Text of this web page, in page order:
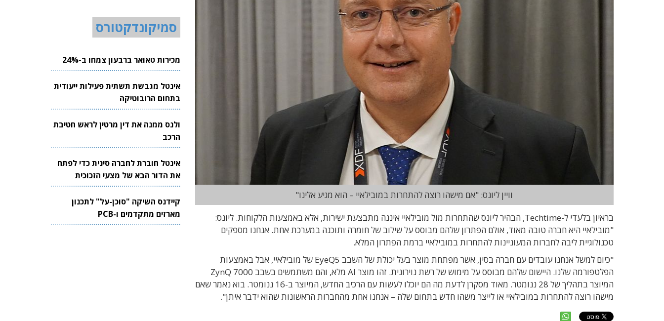
וויין ליונס: "אם מישהו רוצה להתחרות במובילאיי – הוא מגיע אלינו"
בראיון בלעדי ל-Techtime, הבהיר ליונס שהתחרות מול מובילאיי איננה מתבצעת ישירות, אלא באמצעות הלקוחות. ליונס:
"מובילאיי היא חברה טובה מאוד, אולם הפתרון שלהם מבוסס על שילוב של חומרה ותוכנה במערכת אחת. אנחנו מספקים
טכנולוגיית ליבה לחברות המעוניינות להתחרות במובילאיי ברמת הפתרון המלא.
"כיום למשל אנחנו עובדים עם חברה בסין, אשר מפתחת מוצר בעל יכולת של השבב EyeQ5 של מובילאיי, אבל באמצעות
הפלטפורמה שלנו. היישום שלהם מבוסס על מימוש של רשת נוירונית. זהו מוצר AI מלא, והם משתמשים בשבב ZynQ 7000
המיוצר בתהליך של 28 ננומטר. מאוד מסקרן לדעת מה הם יוכלו לעשות עם הרכיב החדש, המיוצר ב-16 ננומטר. בוא נאמר שאם
מישהו רוצה להתחרות במובילאיי או לייצר משהו חדש בתחום שלה – אנחנו אחת מהחברות הראשונות שהוא ידבר איתן".
סמיקונדקטורס
מכירות טאואר ברבעון צמחו ב-24%
אינטל מגבשת תשתית פעילות ייעודית
בתחום הרובוטיקה
ולנס ממנה את דין מרטין לראש חטיבת
הרכב
אינטל חוברת לחברה סינית כדי לפתח
את הדור הבא של מצעי הזכוכית
לשבבים
קיידנס השיקה "סוכן-על" לתכנון
מארזים מתקדמים ו-PCB